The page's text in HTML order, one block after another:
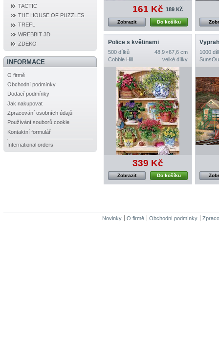
TACTIC
THE HOUSE OF PUZZLES
TREFL
WREBBIT 3D
ZDEKO
INFORMACE
O firmě
Obchodní podmínky
Dodací podmínky
Jak nakupovat
Zpracování osobních údajů
Používání souborů cookie
Kontaktní formulář
International orders
161 Kč 189 Kč
Do košíku
Zobrazit
Police s květinami
500 dílků
48,9 × 67,6 cm
Cobble Hill
velké dílky
339 Kč
Do košíku
Zobrazit
1000
Novinky O firmě Obchodní podmínky